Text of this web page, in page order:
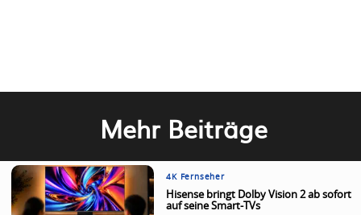
Mehr Beiträge
4K Fernseher
Hisense bringt Dolby Vision 2 ab sofort
auf seine Smart-TVs